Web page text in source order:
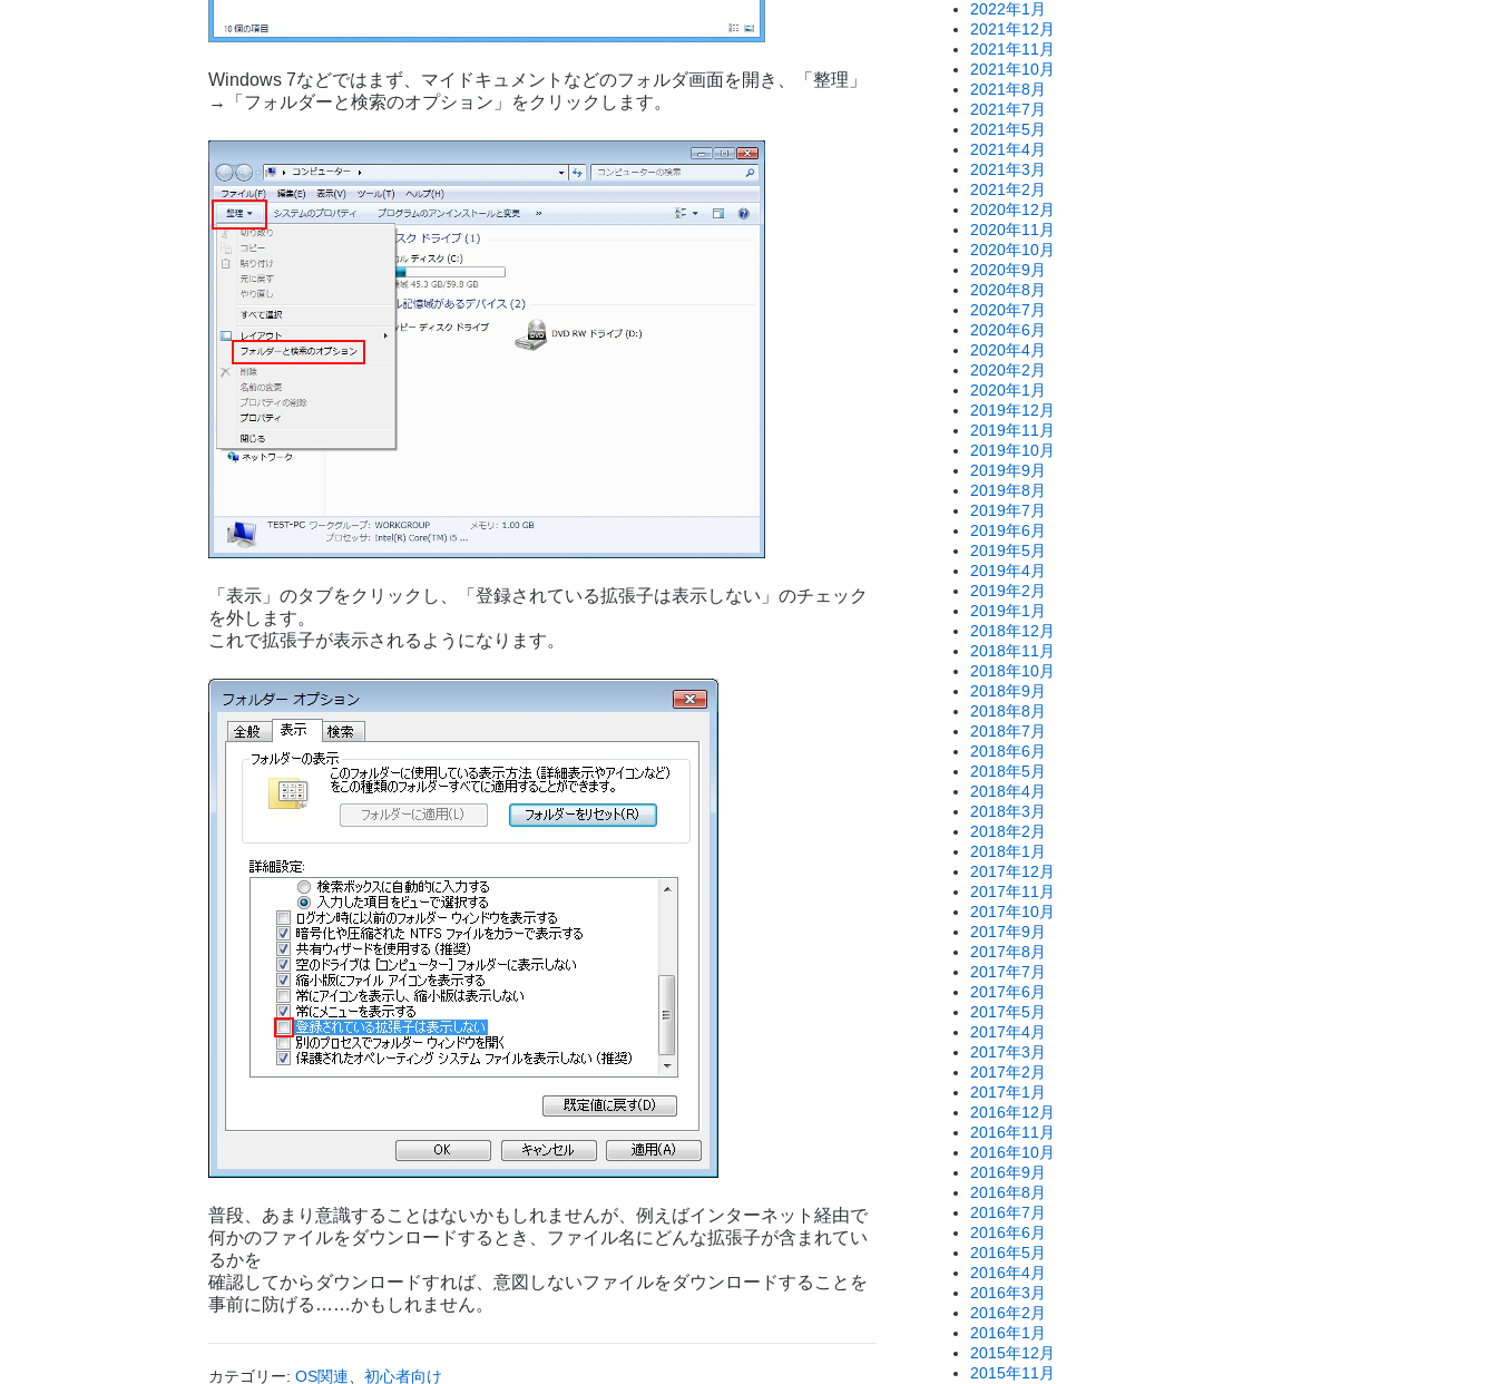
Windows 7などではまず、マイドキュメントなどのフォルダ画面を開き、「整理」
→「フォルダーと検索のオプション」をクリックします。
「表示」のタブをクリックし、「登録されている拡張子は表示しない」のチェック
を外します。
これで拡張子が表示されるようになります。
普段、あまり意識することはないかもしれませんが、例えばインターネット経由で
何かのファイルをダウンロードするとき、ファイル名にどんな拡張子が含まれてい
るかを
確認してからダウンロードすれば、意図しないファイルをダウンロードすることを
事前に防げる……かもしれません。
カテゴリー: OS関連 初心者向け
2022年1月
2021年12月
2021年11月
2021年10月
2021年8月
2021年7月
2021年5月
2021年4月
2021年3月
2021年2月
2020年12月
2020年11月
2020年10月
2020年9月
2020年8月
2020年7月
2020年6月
2020年4月
2020年2月
2020年1月
2019年12月
2019年11月
2019年10月
2019年9月
2019年8月
2019年7月
2019年6月
2019年5月
2019年4月
2019年2月
2019年1月
2018年12月
2018年11月
2018年10月
2018年9月
2018年8月
2018年7月
2018年6月
2018年5月
2018年4月
2018年3月
2018年2月
2018年1月
2017年12月
2017年11月
2017年10月
2017年9月
2017年8月
2017年7月
2017年6月
2017年5月
2017年4月
2017年3月
2017年2月
2017年1月
2016年12月
2016年11月
2016年10月
2016年9月
2016年8月
2016年7月
2016年6月
2016年5月
2016年4月
2016年3月
2016年2月
2016年1月
2015年12月
2015年11月